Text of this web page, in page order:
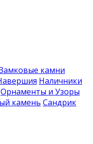
камни
Наличники
Орнаменты и Узоры
камень Сандрик